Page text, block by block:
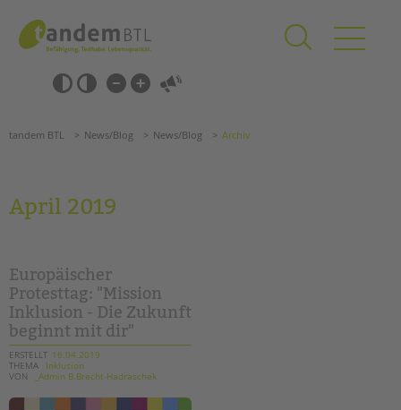
springen
Barrierefrei-
Einstellungen
überspringen
überspringen
Grundschulen
Förderzentren
Kollegs
EFöB
Schulbezogene Sozialarbeit
Tagesgruppen
HILFEN ZUR ERZIEHUNG
Suchen
tandem BTL News/Blog News/Blog Archiv
April 2019
Europäischer
Protesttag: "Mission
Inklusion - Die Zukunft
beginnt mit dir"
ERSTELLT 16.04.2019
THEMA
Inklusion
VON
_Admin B.Brecht-Hadraschek